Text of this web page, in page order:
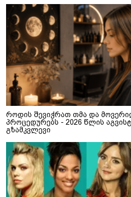
როდის შევიჭრათ თმა და
პროცედურებს - 2026 წლის
გზამკვლევი